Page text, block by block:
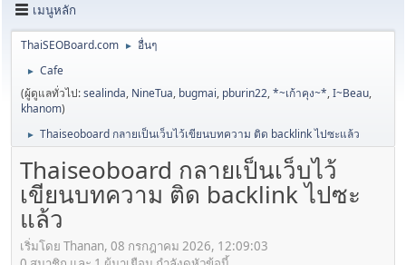
เมนูหลัก
ThaiSEOBoard.com ► อื่นๆ
►
Cafe
(ผู้ดูแลทั่วไป:sealinda, NineTua, bugmai, pburin22,*~เก้าคุง~*,I~Beau,
khanom)
► Thaiseoboard กลายเป็นเว็บไว้เขียนบทความ ติด backlink ไปซะแล้ว
Thaiseoboard กลายเป็นเว็บไว้
เขียนบทความ ติด backlink ไปซะ
แล้ว
เริ่มโดย Thanan, 08 กรกฎาคม 2026, 12:09:03